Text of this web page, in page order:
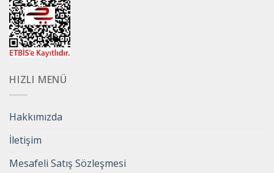
HIZLI MENÜ
Hakkımızda
İletişim
Mesafeli Satış Sözleşmesi